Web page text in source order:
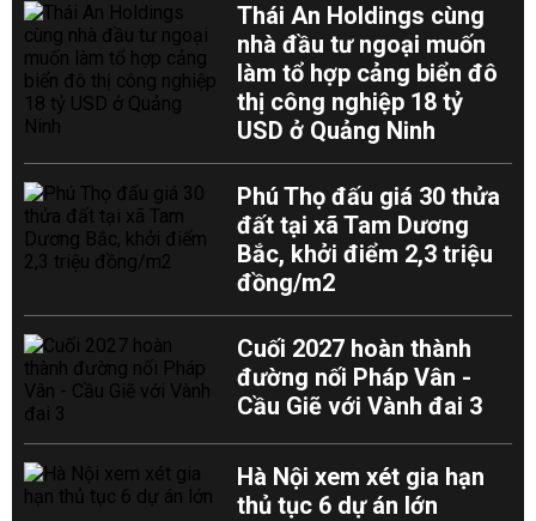
Thái An Holdings cùng
nhà đầu tư ngoại muốn
làm tổ hợp cảng biển đô
thị công nghiệp 18 tỷ
USD ở Quảng Ninh
Phú Thọ đấu giá 30 thửa
đất tại xã Tam Dương
Bắc, khởi điểm 2,3 triệu
đồng/m2
Cuối 2027 hoàn thành
đường nối Pháp Vân -
Cầu Giẽ với Vành đai 3
Hà Nội xem xét gia hạn
thủ tục 6 dự án lớn